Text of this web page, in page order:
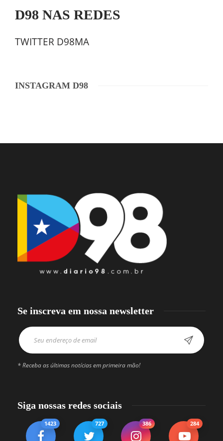
D98 NAS REDES
TWITTER D98MA
INSTAGRAM D98
Se inscreva em nossa newsletter
* Receba as últimas notícias em primeira mão!
Siga nossas redes sociais
1423 727 386 284